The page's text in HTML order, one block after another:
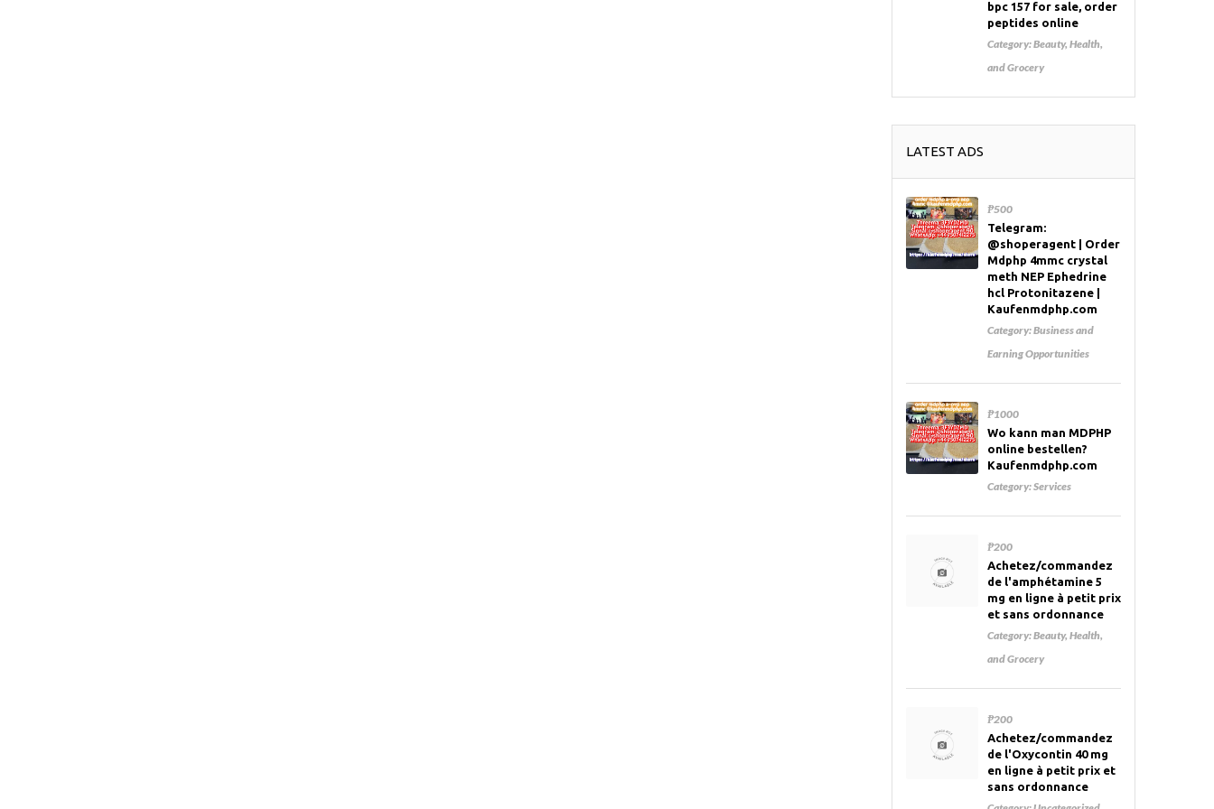
bpc 157 for sale, order
peptides online
Category:Beauty, Health,
and Grocery
LATEST ADS
₱500
Telegram:
@shoperagent | Order
Mdphp 4mmc crystal
meth NEP Ephedrine
hcl Protonitazene |
Kaufenmdphp.com
Category:Business and
Earning Opportunities
₱1000
Wo kann man MDPHP
online bestellen?
Kaufenmdphp.com
Category:Services
₱200
Achetez/commandez
de l'amphétamine 5
mg en ligne à petit prix
et sans ordonnance
Category:Beauty, Health,
and Grocery
₱200
Achetez/commandez
de l'Oxycontin 40 mg
en ligne à petit prix et
sans ordonnance